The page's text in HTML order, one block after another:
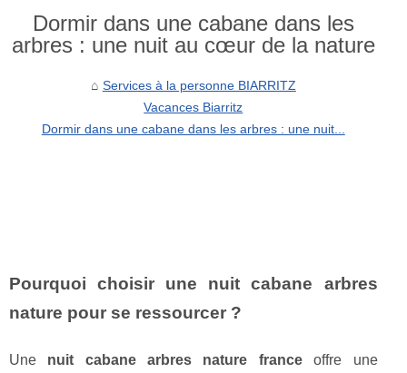
Dormir dans une cabane dans les
arbres : une nuit au cœur de la nature
Services à la personne BIARRITZ
Vacances Biarritz
Dormir dans une cabane dans les arbres : une nuit...
Pourquoi choisir une nuit cabane arbres
nature pour se ressourcer ?
Une nuit cabane arbres nature franceoffre une